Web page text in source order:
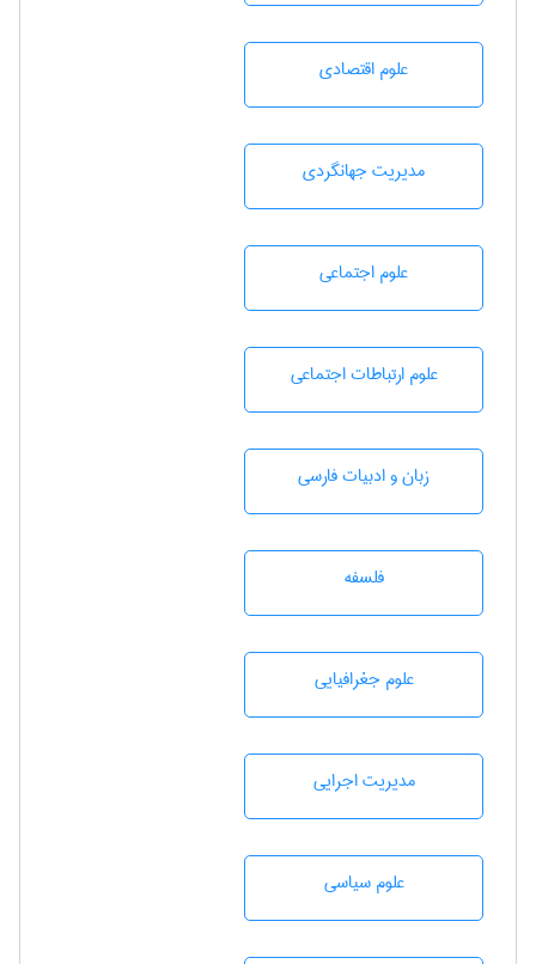
علوم اقتصادی
مديريت جهانگردی
علوم اجتماعی
علوم ارتباطات اجتماعی
زبان و ادبيات فارسی
فلسفه
علوم جغرافيايی
مديريت اجرايی
علوم سياسی